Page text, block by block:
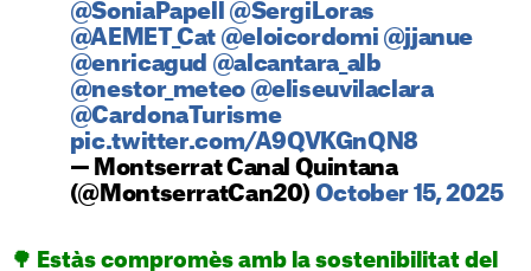
@SoniaPapell
@SergiLoras
@AEMET_Cat @eloicordomi @jjanue
@enricagud @alcantara_alb
@nestor_meteo @eliseuvilaclara
@CardonaTurisme
pic.twitter.com/A9QVKGnQN8
— Montserrat Canal Quintana
(@MontserratCan20) October 15, 2025
🌳 Estàs compromès amb la sostenibilitat del